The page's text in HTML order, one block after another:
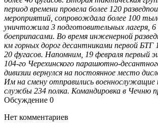
период времени провела более 120
мероприятий, сопровождала более 100
уничтожила 3 подготовительных лагеря, 6
боеприпасами. Во время инженерной
км горных дорог десантниками первой БТГ
20 фугасов. Напомним, 19 февраля первый
104-го Черехинского парашютно-
дивизии вернулся на постоянное место
Им на смену отправились
службы 234 полка. Командировка в Чечню
Обсуждение 0
Нет комментариев